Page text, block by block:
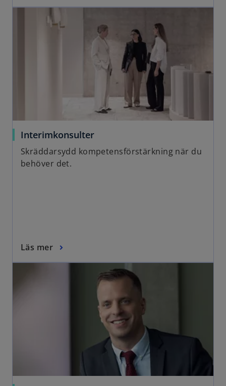
Interimkonsulter
Skräddarsydd kompetensförstärkning när du
behöver det.
Läs mer